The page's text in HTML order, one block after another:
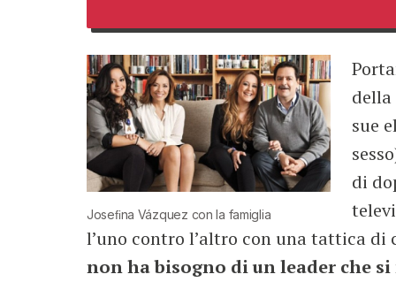
Joseﬁna Vázquez con la famiglia
della
sue
di
l’uno contro l’altro con una tattica
non ha bisogno di un leader che